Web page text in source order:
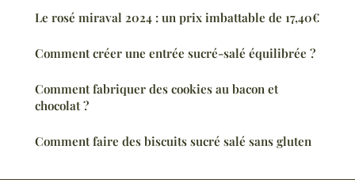
Le rosé miraval 2024 : un prix imbattable de 17,40€
Comment créer une entrée sucré-salé équilibrée ?
Comment fabriquer des cookies au bacon et
chocolat ?
Comment faire des biscuits sucré salé sans gluten